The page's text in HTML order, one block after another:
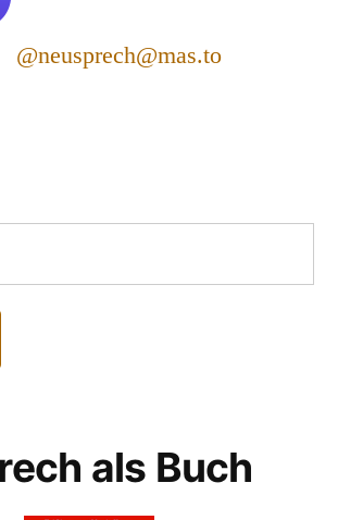
@neusprech@mas.to
als Buch